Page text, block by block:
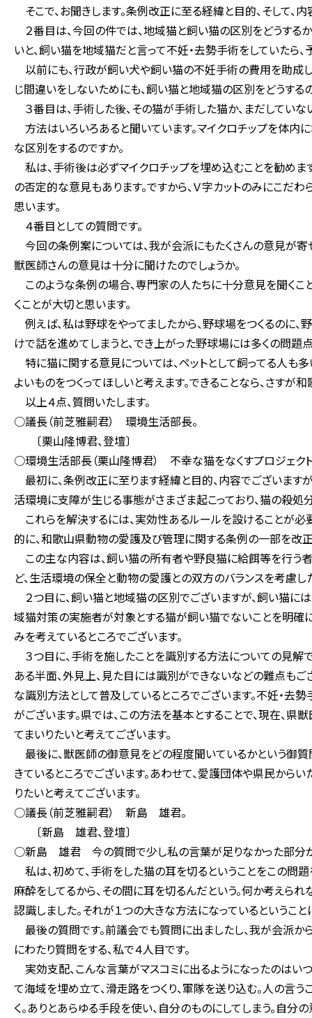
そこで、お聞きします。条例改正に至る経緯と目的、そして、内
２番目は、今回の件では、地域猫と飼い猫の区別をどうする
いと、飼い猫を地域猫だと言って不妊・去勢手術をしていたら、
以前にも、行政が飼い犬や飼い猫の不妊手術の費用を助成し
じ間違いをしないためにも、飼い猫と地域猫の区別をどうする
３番目は、手術した後、その猫が手術した猫か、まだしていな
方法はいろいろあると聞いています。マイクロチップを体内
な区別をするのですか。
私は、手術後は必ずマイクロチップを埋め込むことを勧めま
の否定的な意見もあります。ですから、Ｖ字カットのみにこだ
思います。
４番目としての質問です。
今回の条例案については、我が会派にもたくさんの意見が
獣医師さんの意見は十分に聞けたのでしょうか。
このような条例の場合、専門家の人たちに十分意見を聞くこ
くことが大切と思います。
例えば、私は野球をやってましたから、野球場をつくるのに
けで話を進めてしまうと、でき上がった野球場には多くの問題
特に猫に関する意見については、ペットとして飼ってる人も
よいものをつくってほしいと考えます。できることなら、さす
以上４点、質問いたします。
○議長（前芝雅嗣君） 環境生活部長。
〔栗山隆博君、登壇〕
○環境生活部長（栗山隆博君） 不幸な猫をなくすプロジェクト
最初に、条例改正に至ります経緯と目的、内容でございま
活環境に支障が生じる事態がさまざま起こっており、猫の殺処
これらを解決するには、実効性あるルールを設けることが
的に、和歌山県動物の愛護及び管理に関する条例の一部を改
この主な内容は、飼い猫の所有者や野良猫に給餌等を行う
ど、生活環境の保全と動物の愛護との双方のバランスを考慮し
２つ目に、飼い猫と地域猫の区別でございますが、飼い猫に
域猫対策の実施者が対象とする猫が飼い猫でないことを明確
みを考えているところでございます。
３つ目に、手術を施したことを識別する方法についての見解
ある半面、外見上、見た目には識別ができないなどの難点もご
な識別方法として普及しているところでございます。不妊・
がございます。県では、この方法を基本とすることで、現在、
てまいりたいと考えてございます。
最後に、獣医師の御意見をどの程度聞いているかという御
きているところでございます。あわせて、愛護団体や県民から
りたいと考えてございます。
○議長（前芝雅嗣君） 新島 雄君。
〔新島 雄君、登壇〕
○新島 雄君 今の質問で少し私の言葉が足りなかった部分が
私は、初めて、手術をした猫の耳を切るということをこの問
麻酔をしてるから、その間に耳を切るんだという。何か考えら
認識しました。それが１つの大きな方法になっているというこ
最後の質問です。前議会でも質問に出ましたし、我が会派
にわたり質問をする、私で４人目です。
実効支配、こんな言葉がマスコミに出るようになったのはい
て海域を埋め立て、滑走路をつくり、軍隊を送り込む。人の言
く。ありとあらゆる手段を使い、自分のものにしてしまう。自